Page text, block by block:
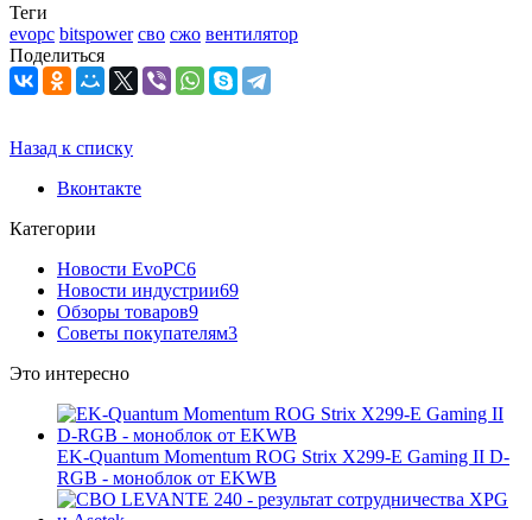
Теги
evopc bitspower сво сжо вентилятор
Поделиться
Назад к списку
Вконтакте
Категории
Новости EvoPC6
Новости индустрии69
Обзоры товаров9
Советы покупателям3
Это интересно
EK-Quantum Momentum ROG Strix X299-E Gaming II D-
RGB - моноблок от EKWB